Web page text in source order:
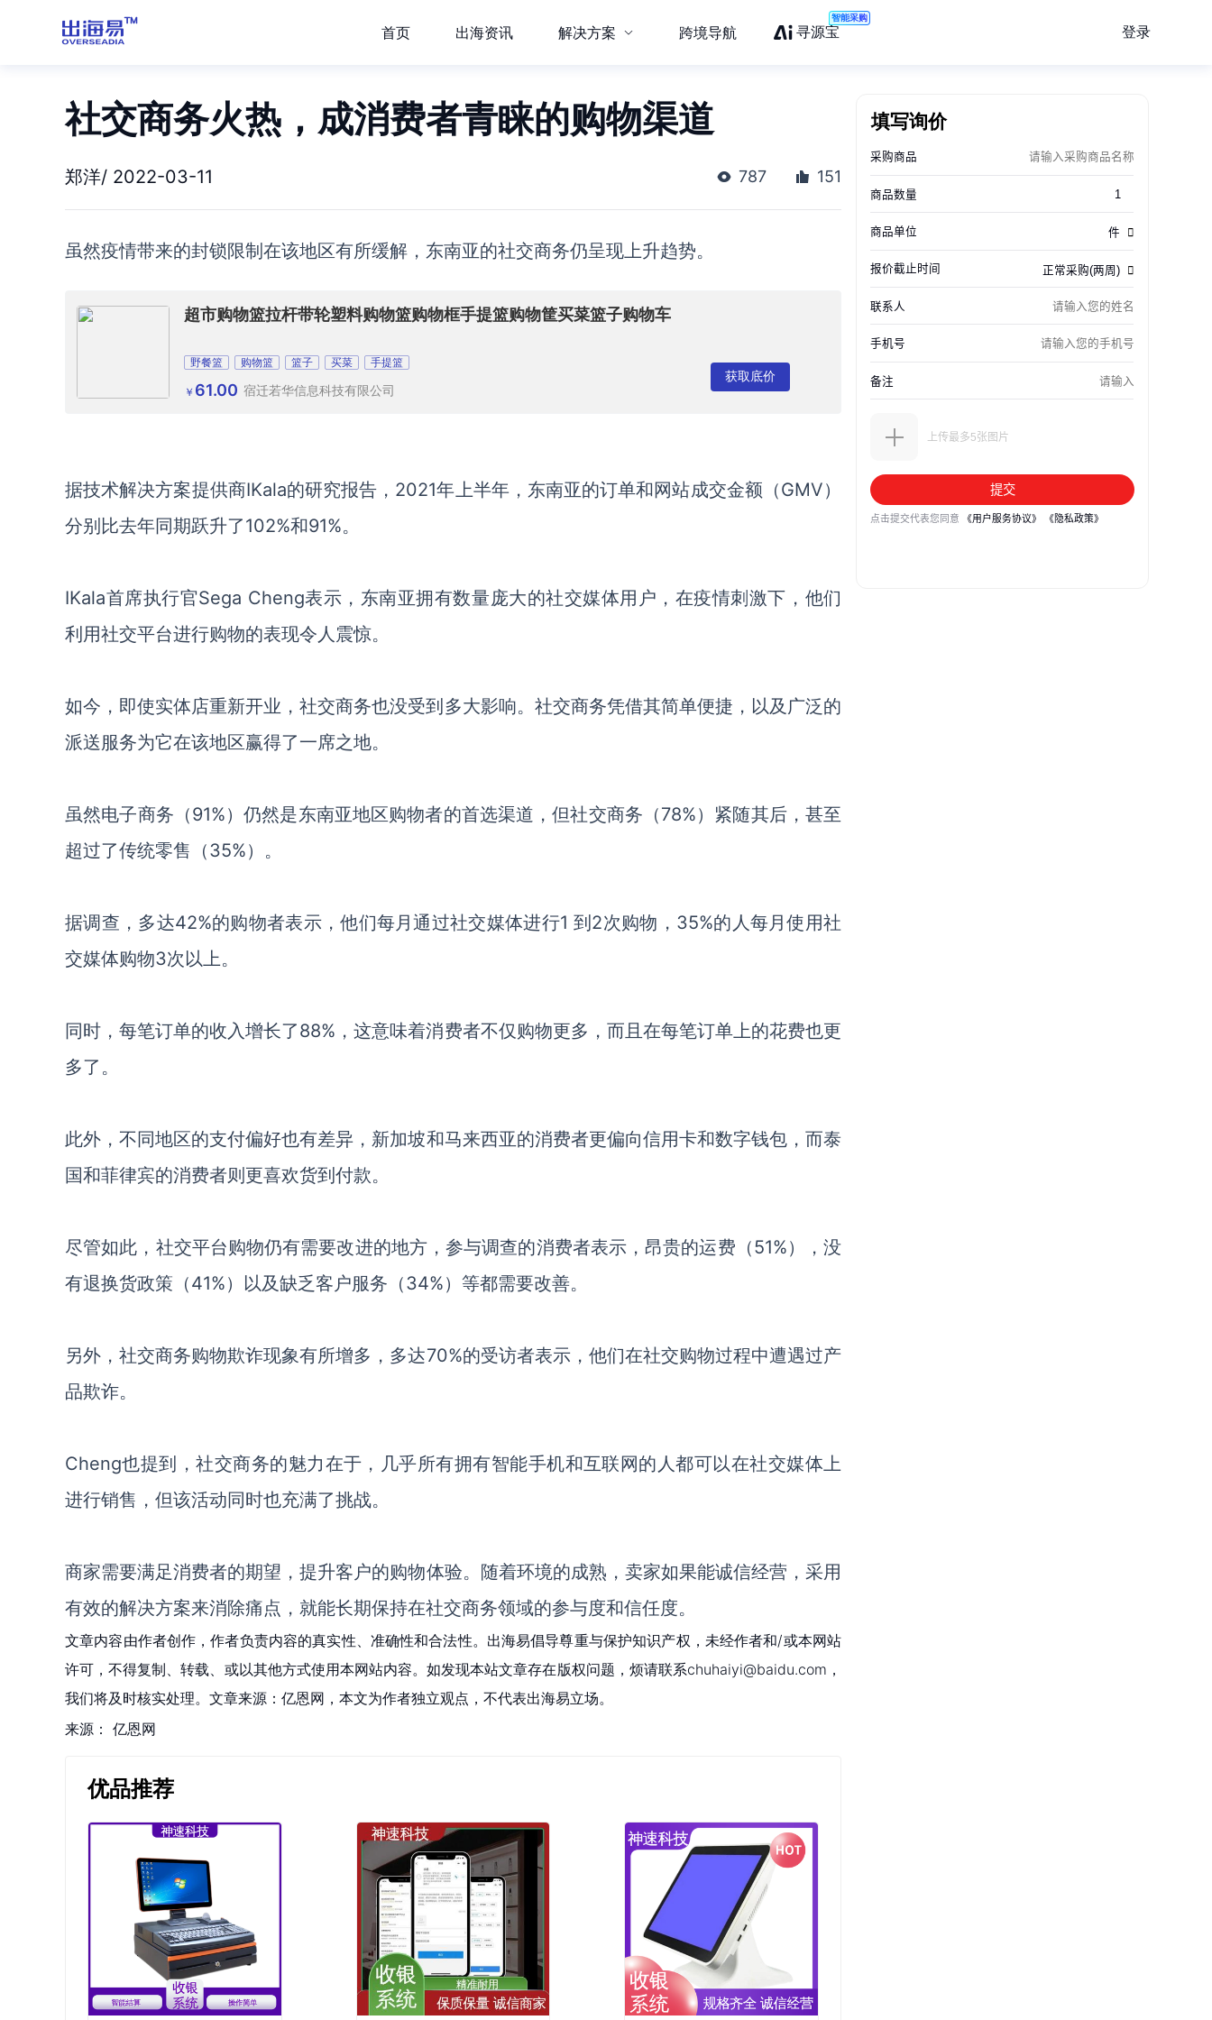
首页 出海资讯 解决方案 跨境导航 寻源宝
智能采购
登录
社交商务火热，成消费者青睐的购物渠道
郑洋/ 2022-03-11 787 151
虽然疫情带来的封锁限制在该地区有所缓解，东南亚的社交商务仍呈现上升趋势。
超市购物篮拉杆带轮塑料购物篮购物框手提篮购物筐买菜篮子购物车
野餐篮 购物篮 篮子 买菜 手提篮
￥ 61.00 宿迁若华信息科技有限公司
获取底价
据技术解决方案提供商IKala的研究报告，2021年上半年， 东南亚的订单和网站成交金额 （GMV）
分别比去年同期跃升了102%和91%。
IKala首席执行官Sega Cheng表示， 东南亚拥有数量庞大的社交媒体用户，在疫情刺激下，他们
利用社交平台进行购物的表现令人震惊。
如今， 即使实体店重新开业，社交商务也没受到多大影响。 社交商务凭借其简单便捷，以及广泛的
派送服务为它在该地区赢得了一席之地。
虽然电子商务（91%）仍然是东南亚地区购物者的首选渠道，但社交商务（78%）紧随其后，甚至
超过了传统零售（35%）。
据调查， 多达42%的购物者表示，他们每月通过社交媒体进行1 到2次购物 ， 35%的人每月使用社
交媒体购物3次以上。
同时，每笔订单的收入增长了88% ，这意味着消费者不仅购物更多， 而且 在每笔订单上的花费也更
多了 。
此外，不同地区的支付偏好也有差异 ，新加坡和马来西亚的消费者更偏向信用卡和数字钱包，而泰
国和菲律宾的消费者则更喜欢货到付款。
尽管如此， 社交平台购物仍有需要改进的地方，参与调查的消费者表示，昂贵的运费（51%） ，没
有退换货政策（41%） 以及缺乏客户服务（34%） 等都需要改善。
另外，社交商务购物欺诈现象有所增多 ，多达70%的受访者表示，他们在社交购物过程中遭遇过产
品欺诈。
Cheng也提到，社交商务的魅力在于， 几乎所有拥有智能手机和互联网的 人都可以在社交媒体上
进行销售，但该活动同时也充满了挑战。
商家需要满足消费者的期望，提升客户的购物体验。随着环境的成熟，卖家如果能诚信经营， 采用
有效的解决方案来消除痛点，就能长期保持在社交商务领域的参与度和信任度。
文章内容由作者创作，作者负责内容的真实性、准确性和合法性。出海易倡导尊重与保护知识产权，未经作者和/或本网站
许可，不得复制、转载、或以其他方式使用本网站内容。如发现本站文章存在版权问题，烦请联系chuhaiyi@baidu.com，
我们将及时核实处理。文章来源：亿恩网，本文为作者独立观点，不代表出海易立场。
来源： 亿恩网
优品推荐
填写询价